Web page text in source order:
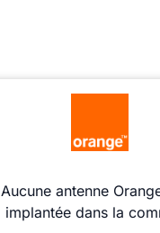
Aucune antenne
implantée dans la